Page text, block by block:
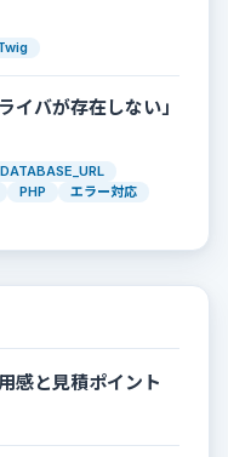
イバが存在しない」
DATABASE_URL
PHP
エラー対応
感と見積ポイント